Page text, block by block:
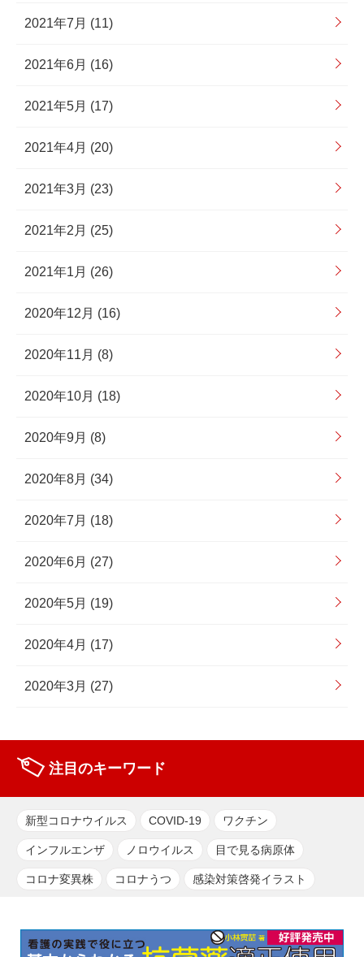
2021年7月 (11)
2021年6月 (16)
2021年5月 (17)
2021年4月 (20)
2021年3月 (23)
2021年2月 (25)
2021年1月 (26)
2020年12月 (16)
2020年11月 (8)
2020年10月 (18)
2020年9月 (8)
2020年8月 (34)
2020年7月 (18)
2020年6月 (27)
2020年5月 (19)
2020年4月 (17)
2020年3月 (27)
注目のキーワード
新型コロナウイルス COVID-19 ワクチン
インフルエンザ ノロウイルス 目で見る病原体
コロナ変異株 コロナうつ 感染対策啓発イラスト